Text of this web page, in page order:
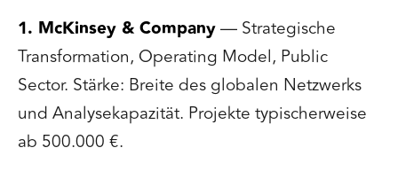
1. McKinsey & Company— Strategische
Transformation, Operating Model, Public
Sector. Stärke: Breite des globalen Netzwerks
und Analysekapazität. Projekte typischerweise
ab 500.000 €.